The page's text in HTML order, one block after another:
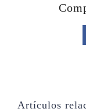
Artículos